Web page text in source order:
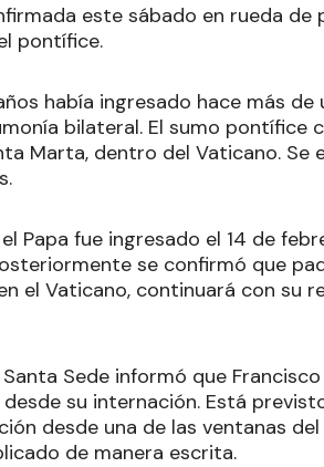
este sábado en rueda
pontífice.
había ingresado hace más
bilateral. El sumo pontífice
Marta, dentro del Vaticano. Se
Papa fue ingresado el 14 de
se confirmó que
el Vaticano, continuará con su
Sede informó que
su internación. Está
desde una de las ventanas
de manera escrita.